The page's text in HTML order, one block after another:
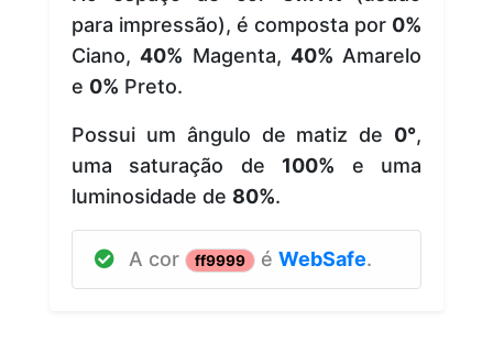
para impressão), é composta por 0%
Ciano,40% Magenta, 40% Amarelo
e 0% Preto.
Possui um ângulo de matiz de 0°,
uma saturação de 100% e uma
luminosidade de 80%.
A cor ff9999 éWebSafe.